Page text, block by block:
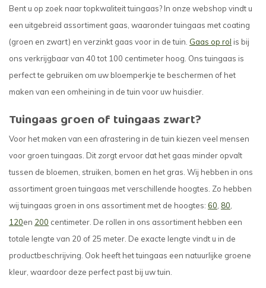
Bent u op zoek naar topkwaliteit tuingaas? In onze webshop vindt u
een uitgebreid assortiment gaas, waaronder tuingaas met coating
(groen en zwart) en verzinkt gaas voor in de tuin. Gaas op rol is bij
ons verkrijgbaar van 40 tot 100 centimeter hoog. Ons tuingaas is
perfect te gebruiken om uw bloemperkje te beschermen of het
maken van een omheining in de tuin voor uw huisdier.
Tuingaas groen of tuingaas zwart?
Voor het maken van een afrastering in de tuin kiezen veel mensen
voor groen tuingaas. Dit zorgt ervoor dat het gaas minder opvalt
tussen de bloemen, struiken, bomen en het gras. Wij hebben in ons
assortiment groen tuingaas met verschillende hoogtes. Zo hebben
wij tuingaas groen in ons assortiment met de hoogtes: 60, 80,
120en 200 centimeter. De rollen in ons assortiment hebben een
totale lengte van 20 of 25 meter. De exacte lengte vindt u in de
productbeschrijving. Ook heeft het tuingaas een natuurlijke groene
kleur, waardoor deze perfect past bij uw tuin.